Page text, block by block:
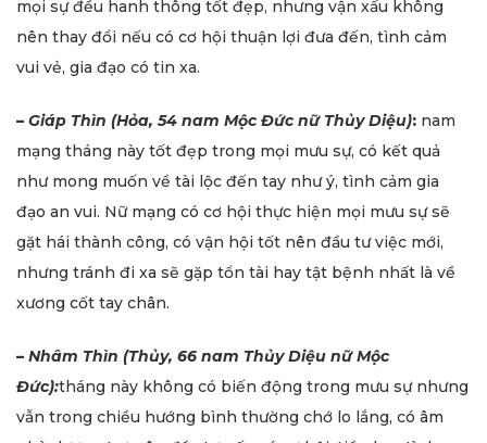
mọi sự đều hanh thông tốt đẹp, nhưng vận xấu không
nên thay đổi nếu có cơ hội thuận lợi đưa đến, tình cảm
vui vẻ, gia đạo có tin xa.
– Giáp Thìn (Hỏa, 54 nam Mộc Đức nữ Thủy Diệu): nam
mạng tháng này tốt đẹp trong mọi mưu sự, có kết quả
như mong muốn về tài lộc đến tay như ý, tình cảm gia
đạo an vui. Nữ mạng có cơ hội thực hiện mọi mưu sự sẽ
gặt hái thành công, có vận hội tốt nên đầu tư việc mới,
nhưng tránh đi xa sẽ gặp tổn tài hay tật bệnh nhất là về
xương cốt tay chân.
– Nhâm Thìn (Thủy, 66 nam Thủy Diệu nữ Mộc
Đức):tháng này không có biến động trong mưu sự nhưng
vẫn trong chiều hướng bình thường chớ lo lắng, có âm